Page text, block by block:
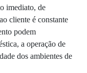
imediato, de
cliente é constante
podem
a operação de
dos ambientes de